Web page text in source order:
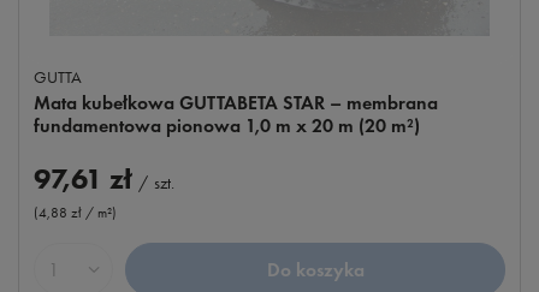
GUTTA
Mata kubełkowa GUTTABETA STAR – membrana
fundamentowa pionowa 1,0 m x 20 m (20 m²)
97,61 zł / szt.
(4,88 zł / m²)
Ilość produktów Do koszyka